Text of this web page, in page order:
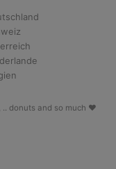
.. donuts and so much ♥